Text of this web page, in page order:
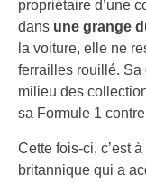
propriétaire d’une
dans une grange
la voiture, elle ne
ferrailles rouillé. Sa
milieu des
sa Formule 1
Cette fois-ci, c’est
britannique qui a